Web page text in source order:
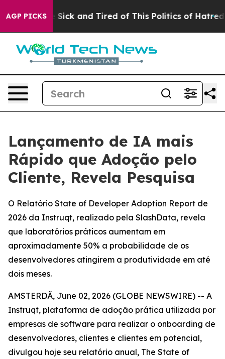
AGP PICKS
Are Sick and Tired of This Politics of Hatred” The
Lançamento de IA mais
Rápido que Adoção pelo
Cliente, Revela Pesquisa
O Relatório State of Developer Adoption Report de
2026 da Instruqt, realizado pela SlashData, revela
que laboratórios práticos aumentam em
aproximadamente 50% a probabilidade de os
desenvolvedores atingirem a produtividade em até
dois meses.
AMSTERDÃ, June 02, 2026 (GLOBE NEWSWIRE) -- A
Instruqt, plataforma de adoção prática utilizada por
empresas de software para realizar o onboarding de
desenvolvedores, clientes e clientes em potencial,
divulgou hoje seu relatório anual, The State of